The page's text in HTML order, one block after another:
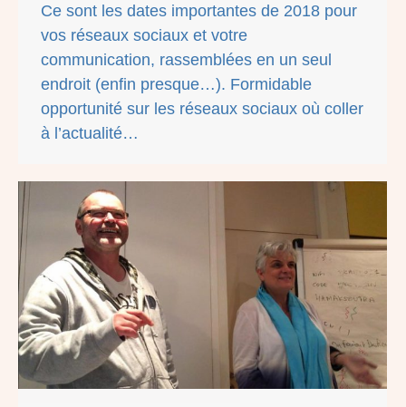
Ce sont les dates importantes de 2018 pour
vos réseaux sociaux et votre
communication, rassemblées en un seul
endroit (enfin presque…). Formidable
opportunité sur les réseaux sociaux où coller
à l’actualité…